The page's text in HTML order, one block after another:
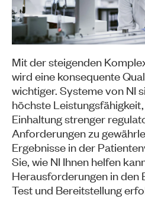
Mit der steigenden
wird eine konsequente
wichtiger. Systeme von NI
höchste
Einhaltung strenger
Anforderungen zu
Ergebnisse in der
Sie, wie NI Ihnen helfen
Herausforderungen in den
Test und Bereitstellung